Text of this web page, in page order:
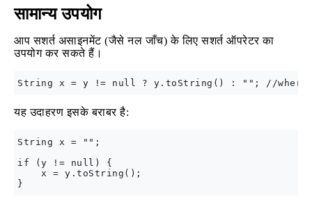
सामान्य उपयोग
आप सशर्त असाइनमेंट (जैसे नल जाँच) के लिए सशर्त ऑपरेटर का
उपयोग कर सकते हैं।
यह उदाहरण इसके बराबर है:
String x = "";
if (y != null) {
    x = y.toString();